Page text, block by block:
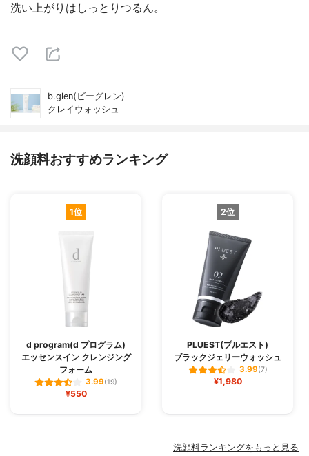
洗い上がりはしっとりつるん。
b.glen(ビーグレン)
クレイウォッシュ
洗顔料おすすめランキング
1位
d program(d プログラム)
エッセンスイン クレンジング
フォーム
3.99(19)
¥550
2位
PLUEST(プルエスト)
ブラックジェリーウォッシュ
3.99(7)
¥1,980
洗顔料ランキングをもっと見る